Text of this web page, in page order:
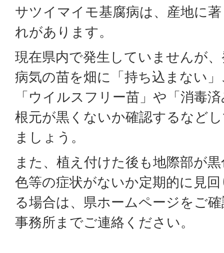
サツイマイモ基腐病は、産地に
れがあります。
現在県内で発生していませんが
病気の苗を畑に「持ち込まない
「ウイルスフリー苗」や「消毒
根元が黒くないか確認するなど
ましょう。
また、植え付けた後も地際部が
色等の症状がないか定期的に見
る場合は、県ホームページをご
事務所までご連絡ください。